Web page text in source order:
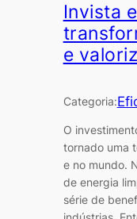
Invista
e
Categoria:
O
tornado uma
e no mundo.
de energia
série de